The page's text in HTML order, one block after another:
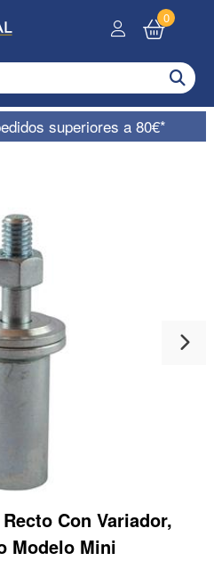
0
superiores a 80€*
Con Variador,
Modelo Mini